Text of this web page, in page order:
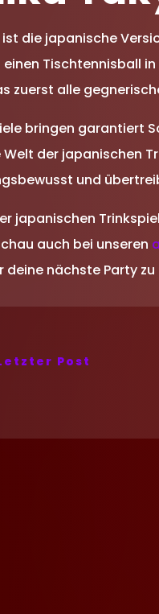
ist die japanische
Tischtennisball
zuerst alle
bringen garantiert
der japanischen
und
japanischen
auch bei unseren
deine nächste Party zu
Post